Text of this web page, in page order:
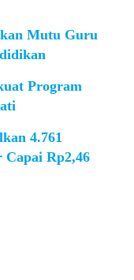
Mutu Guru
Program
4.761
Capai Rp2,46